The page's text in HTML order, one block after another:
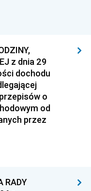
z dnia 29
dochodu
o
od
przez
RADY